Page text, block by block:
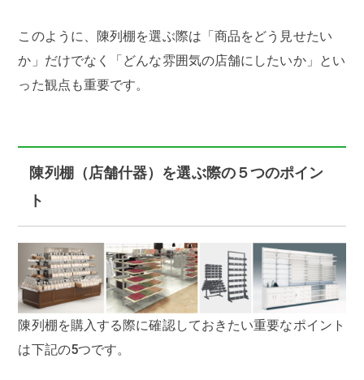
このように、陳列棚を選ぶ際は「商品をどう見せたい
か」だけでなく「どんな雰囲気の店舗にしたいか」とい
った観点も重要です。
陳列棚（店舗什器）を選ぶ際の５つのポイン
ト
陳列棚を購入する際に確認しておきたい重要なポイント
は下記の5つです。